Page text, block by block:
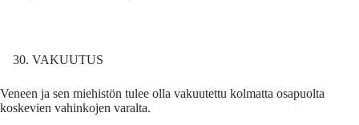
VAKUUTUS
Veneen ja sen miehistön tulee olla vakuutettu kolmatta osapuolta
koskevien vahinkojen varalta.